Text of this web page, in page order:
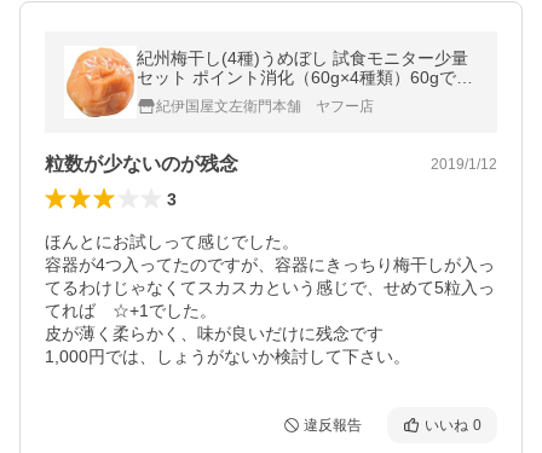
紀州梅干し(4種)うめぼし 試食モニター少量
セット ポイント消化（60g×4種類）60gで
2〜3粒 塩度8％ 和歌山県産 南高梅 規格外 訳
あり わけありセール 1000円
紀伊国屋文左衛門本舗 ヤフー店
粒数が少ないのが残念 2019/1/12
3
ほんとにお試しって感じでした。
容器が4つ入ってたのですが、容器にきっちり梅干しが入っ
てるわけじゃなくてスカスカという感じで、せめて5粒入っ
てれば　☆+1でした。
皮が薄く柔らかく、味が良いだけに残念です
1,000円では、しょうがないか検討して下さい。
違反報告 いいね 0